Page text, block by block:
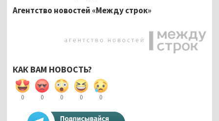
Агентство новостей «Между строк»
КАК ВАМ НОВОСТЬ?
0 0 0 0 0